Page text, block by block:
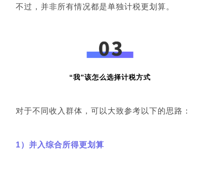
不过，并非所有情况都是单独计税更划算。
“我”该怎么选择计税方式
对于不同收入群体，可以大致参考以下的思路：
1）并入综合所得更划算